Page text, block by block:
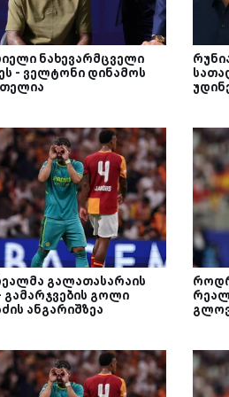
ნახევარმცველი
- ველტონი დინამოს
გალათასარაის
გამარჯვების გოლი
ანგარიშზეა